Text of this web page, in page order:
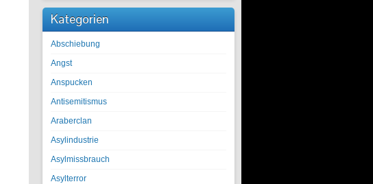
Kategorien
Abschiebung
Angst
Anspucken
Antisemitismus
Araberclan
Asylindustrie
Asylmissbrauch
Asylterror